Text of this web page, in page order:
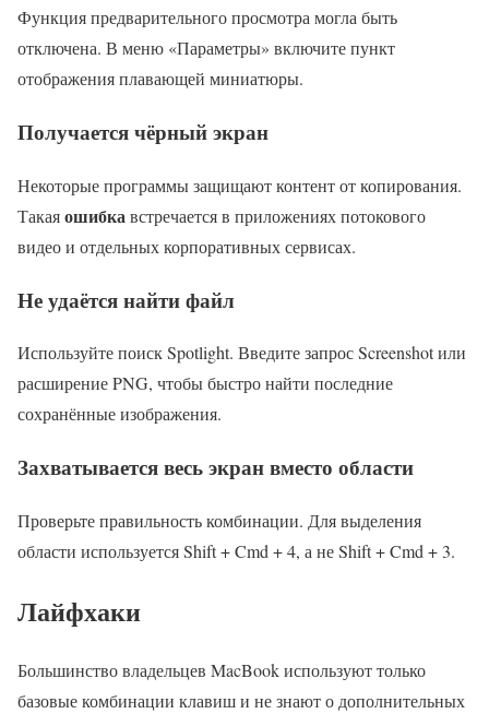
Функция предварительного просмотра могла быть
отключена. В меню «Параметры» включите пункт
отображения плавающей миниатюры.
Получается чёрный экран
Некоторые программы защищают контент от копирования.
Такаяошибкавстречается в приложениях потокового
видео и отдельных корпоративных сервисах.
Не удаётся найти файл
Используйте поиск Spotlight. Введите запрос Screenshot или
расширение PNG, чтобы быстро найти последние
сохранённые изображения.
Захватывается весь экран вместо области
Проверьте правильность комбинации. Для выделения
области используется Shift + Cmd + 4, а не Shift + Cmd + 3.
Лайфхаки
Большинство владельцев MacBook используют только
базовые комбинации клавиш и не знают о дополнительных